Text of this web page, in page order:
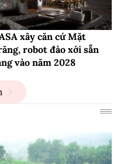
xây căn cứ Mặt
robot đào xới sẵn
vào năm 2028